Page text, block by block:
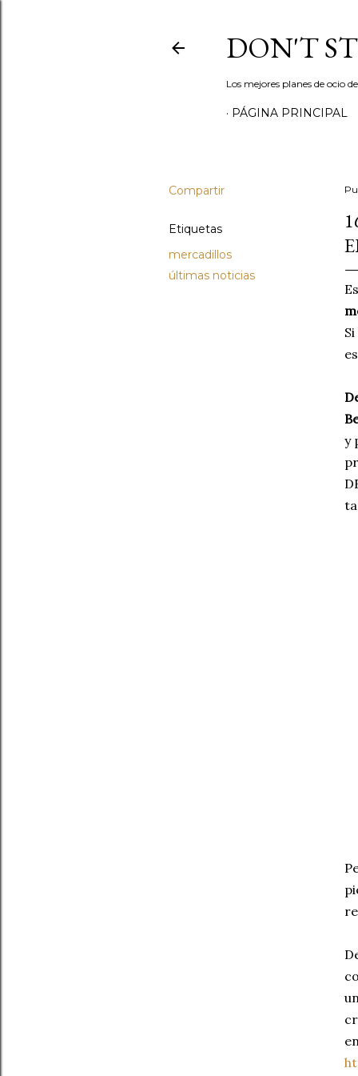
DON'T
Los mejores planes de ocio
PÁGINA PRINCIPAL
Compartir
Etiquetas
mercadillos
últimas noticias
y